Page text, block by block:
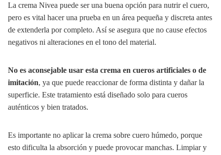
La crema Nivea puede ser una buena opción para nutrir el cuero,
pero es vital hacer una prueba en un área pequeña y discreta antes
de extenderla por completo. Así se asegura que no cause efectos
negativos ni alteraciones en el tono del material.
No es aconsejable usar esta crema en cueros artificiales o de
imitación, ya que puede reaccionar de forma distinta y dañar la
superficie. Este tratamiento está diseñado solo para cueros
auténticos y bien tratados.
Es importante no aplicar la crema sobre cuero húmedo, porque
esto dificulta la absorción y puede provocar manchas. Limpiar y